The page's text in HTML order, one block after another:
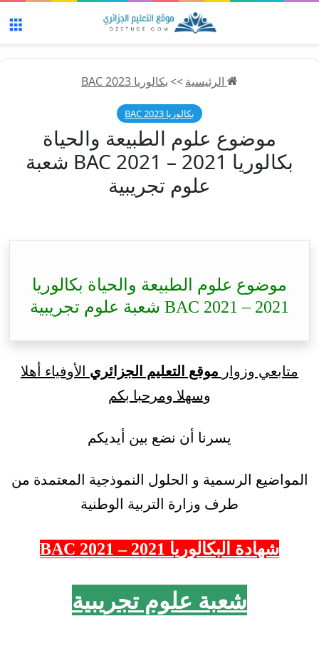
الرئيسية>>بكالوريا 2023 BAC
بكالوريا 2023 BAC
موضوع علوم الطبيعة والحياة
بكالوريا 2021 – BAC 2021 شعبة
علوم تجريبية
موضوع علوم الطبيعة والحياة بكالوريا
2021 – BAC 2021 شعبة علوم تجريبية
متابعي وزوار موقع التعليم الجزائري الأوفياء أهلا
وسهلا ومرحبا بكم
يسرنا أن نضع بين أيديكم
المواضيع الرسمية و الحلول النموذجية المعتمدة من
طرف وزارة التربية الوطنية
شهادة البكالوريا 2021 – 2021 BAC
شعبة علوم تجريبية